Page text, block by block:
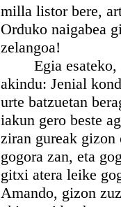
milla listor bere,
Orduko naigabea
zelangoa!
Egia esateko,
akindu: Jenial
urte batzuetan
iakun gero beste
ziran gureak
gogora zan, eta
gitxi atera leike
Amando, gizon